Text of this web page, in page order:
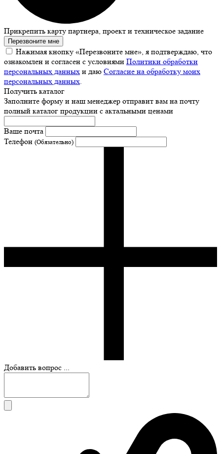
Прикрепить карту партнера, проект и техническое задание
Перезвоните мне
Нажимая кнопку «Перезвоните мне», я подтверждаю, что
ознакомлен и согласен с условиями Политики обработки
персональных данных и даю Согласие на обработку моих
персональных данных
Получить каталог
Заполните форму и наш менеджер отправит вам на почту
полный каталог продукции с актальными ценами
Ваше почта
Телефон (Обязательно)
Добавить вопрос ...